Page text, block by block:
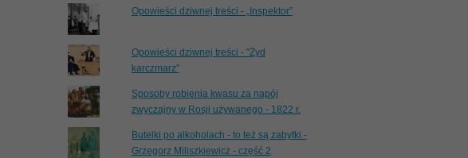
Opowieści dziwnej treści - „Inspektor”
Opowieści dziwnej treści - "Żyd
karczmarz"
Sposoby robienia kwasu za napój
zwyczajny w Rosji używanego - 1822 r.
Butelki po alkoholach - to też są zabytki -
Grzegorz Miliszkiewicz - część 2